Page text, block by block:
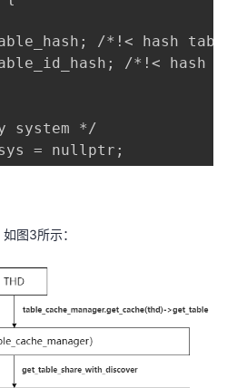
/*!< hash
/*!< hash
system */
= nullptr;
图3所示：